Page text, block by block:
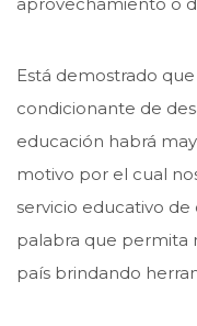
Está demostrado
condicionante de
educación habrá
motivo por el cual
servicio educativo
palabra que permita
país brindando